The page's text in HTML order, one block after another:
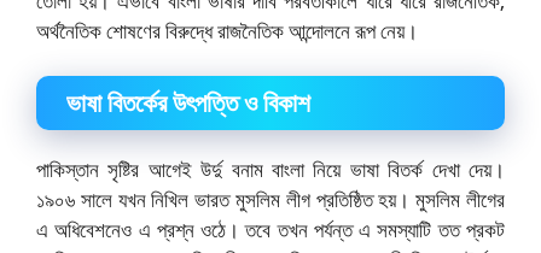
অর্থনৈতিক শোষণের বিরুদ্ধে রাজনৈতিক আন্দোলনে রূপ নেয়।
ভাষা বিতর্কের উৎপত্তি ও বিকাশ
পাকিস্তান সৃষ্টির আগেই উর্দু বনাম বাংলা নিয়ে ভাষা বিতর্ক দেখা দেয়।
১৯০৬ সালে যখন নিখিল ভারত মুসলিম লীগ প্রতিষ্ঠিত হয়। মুসলিম লীগের
এ অধিবেশনেও এ প্রশ্ন ওঠে। তবে তখন পর্যন্ত এ সমস্যাটি তত প্রকট